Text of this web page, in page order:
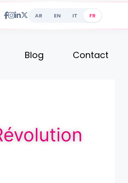
AR EN IT FR
Blog Contact